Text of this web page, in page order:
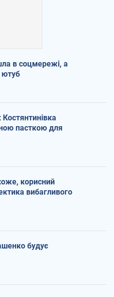
в соцмережі, а
ютуб
пасткою для
корисний
вибагливого
будує